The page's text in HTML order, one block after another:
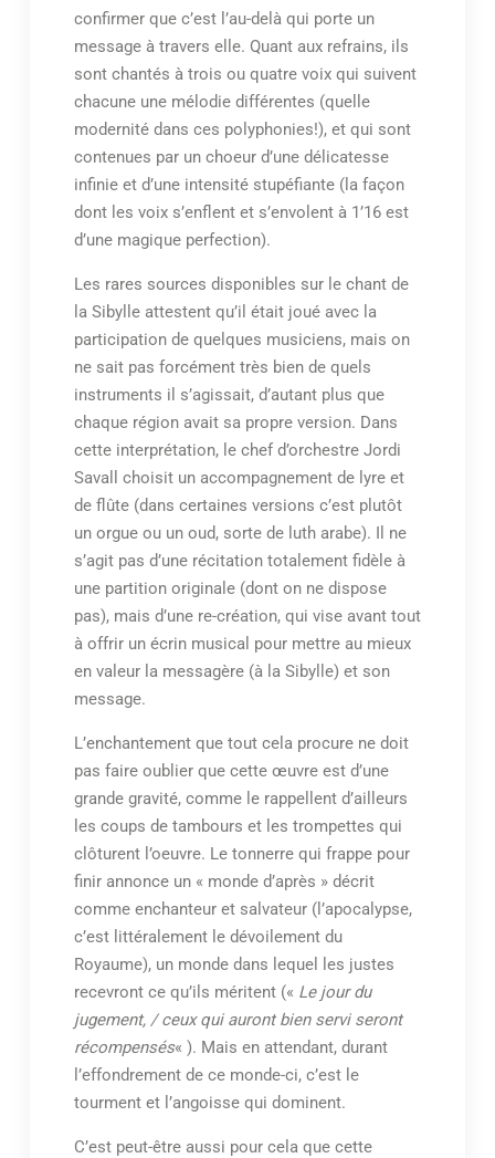
confirmer que c’est l’au-delà qui porte un
message à travers elle. Quant aux refrains, ils
sont chantés à trois ou quatre voix qui suivent
chacune une mélodie différentes (quelle
modernité dans ces polyphonies!), et qui sont
contenues par un choeur d’une délicatesse
infinie et d’une intensité stupéfiante (la façon
dont les voix s’enflent et s’envolent à 1’16 est
d’une magique perfection).
Les rares sources disponibles sur le chant de
la Sibylle attestent qu’il était joué avec la
participation de quelques musiciens, mais on
ne sait pas forcément très bien de quels
instruments il s’agissait, d’autant plus que
chaque région avait sa propre version. Dans
cette interprétation, le chef d’orchestre Jordi
Savall choisit un accompagnement de lyre et
de flûte (dans certaines versions c’est plutôt
un orgue ou un oud, sorte de luth arabe). Il ne
s’agit pas d’une récitation totalement fidèle à
une partition originale (dont on ne dispose
pas), mais d’une re-création, qui vise avant tout
à offrir un écrin musical pour mettre au mieux
en valeur la messagère (à la Sibylle) et son
message.
L’enchantement que tout cela procure ne doit
pas faire oublier que cette œuvre est d’une
grande gravité, comme le rappellent d’ailleurs
les coups de tambours et les trompettes qui
clôturent l’oeuvre. Le tonnerre qui frappe pour
finir annonce un « monde d’après » décrit
comme enchanteur et salvateur (l’apocalypse,
c’est littéralement le dévoilement du
Royaume), un monde dans lequel les justes
recevront ce qu’ils méritent (« Le jour du
jugement, / ceux qui auront bien servi seront
récompensés« ). Mais en attendant, durant
l’effondrement de ce monde-ci, c’est le
tourment et l’angoisse qui dominent.
C’est peut-être aussi pour cela que cette